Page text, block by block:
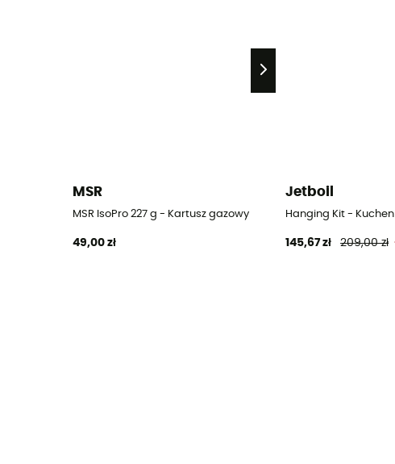
MSR
MSR IsoPro 227 g - Kartusz gazowy
49,00 zł
Jetboil
Hanging Kit -
145,67 zł 209,00 zł